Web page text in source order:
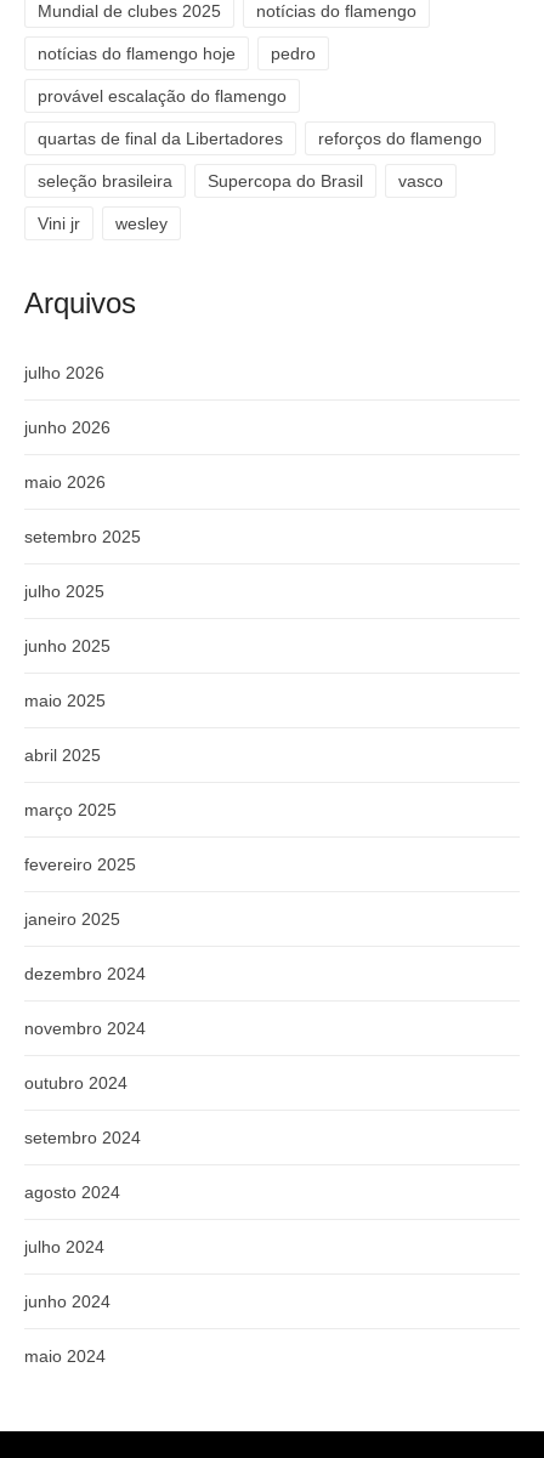
Mundial de clubes 2025 notícias do flamengo
notícias do flamengo hoje pedro
provável escalação do flamengo
quartas de final da Libertadores reforços do flamengo
seleção brasileira Supercopa do Brasil vasco
Vini jr wesley
Arquivos
julho 2026
junho 2026
maio 2026
setembro 2025
julho 2025
junho 2025
maio 2025
abril 2025
março 2025
fevereiro 2025
janeiro 2025
dezembro 2024
novembro 2024
outubro 2024
setembro 2024
agosto 2024
julho 2024
junho 2024
maio 2024